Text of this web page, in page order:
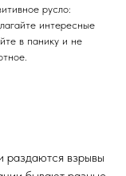
русло:
интересные
в панику и не
раздаются взрывы